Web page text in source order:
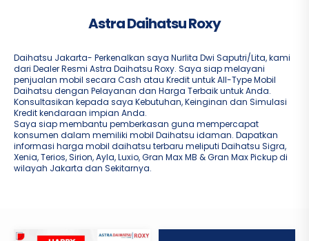
Astra Daihatsu Roxy
Daihatsu Jakarta- Perkenalkan saya Nurlita Dwi Saputri/Lita, kami
dari Dealer Resmi Astra Daihatsu Roxy. Saya siap melayani
penjualan mobil secara Cash atau Kredit untuk All-Type Mobil
Daihatsu dengan Pelayanan dan Harga Terbaik untuk Anda.
Konsultasikan kepada saya Kebutuhan, Keinginan dan Simulasi
Kredit kendaraan impian Anda.
Saya siap membantu pemberkasan guna mempercapat
konsumen dalam memiliki mobil Daihatsu idaman. Dapatkan
informasi harga mobil daihatsu terbaru meliputi Daihatsu Sigra,
Xenia, Terios, Sirion, Ayla, Luxio, Gran Max MB & Gran Max Pickup di
wilayah Jakarta dan Sekitarnya.